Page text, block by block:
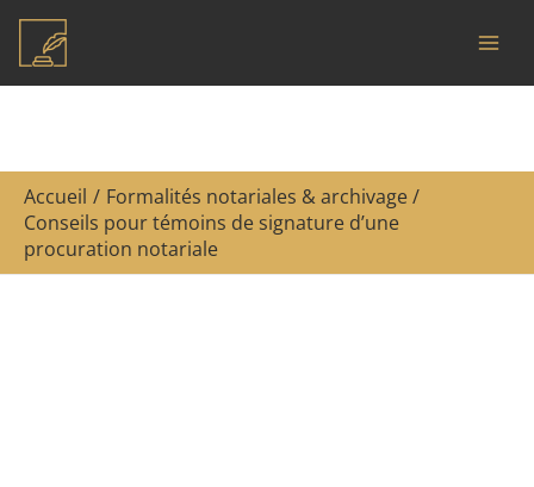
Aller
contenu
Accueil
Formalités notariales & archivage
Conseils pour témoins de signature d’une
procuration notariale
R
e
c
e
r
c